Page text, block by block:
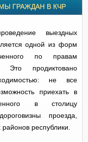
ГРАЖДАН В КЧР
выездных
одной из форм
по правам
продиктовано
не все
приехать в
в столицу
проезда,
республики.